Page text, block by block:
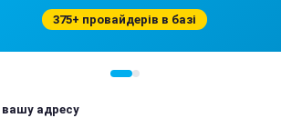
375+ провайдерів в базі
вашу адресу